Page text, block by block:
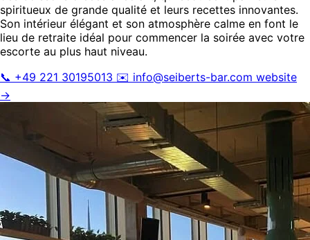
spiritueux de grande qualité et leurs recettes innovantes.
Son intérieur élégant et son atmosphère calme en font le
lieu de retraite idéal pour commencer la soirée avec votre
escorte au plus haut niveau.
📞 +49 221 30195013 ✉️ info@seiberts-bar.com website
→